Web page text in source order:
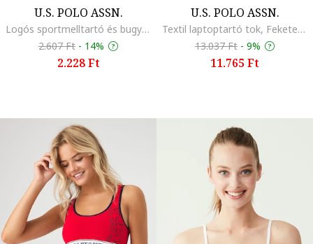
U.S. POLO ASSN.
Logós sportmelltartó és bugyi szett, Fehér/Tengerészkék
2.607 Ft - 14%
2.228 Ft
U.S. POLO ASSN.
Textil laptoptartó tok, Fekete, 29.5x20x1
13.037 Ft - 9%
11.765 Ft